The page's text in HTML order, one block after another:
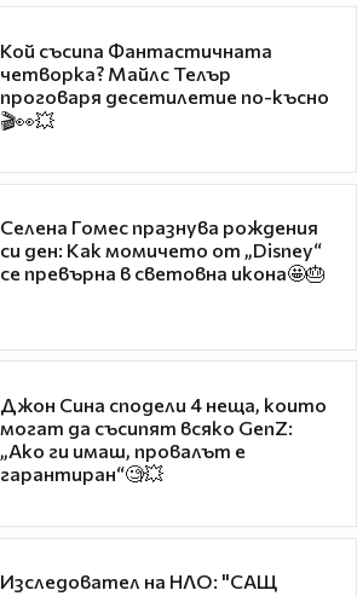
Кой съсипа Фантастичната
четворка? Майлс Телър
проговаря десетилетие по-късно
🎬👀💥
Селена Гомес празнува рождения
си ден: Как момичето от „Disney“
се превърна в световна икона🤩🎂
Джон Сина сподели 4 неща, които
могат да съсипят всяко GenZ:
„Ако ги имаш, провалът е
гарантиран“🧐💥
Изследовател на НЛО: "САЩ